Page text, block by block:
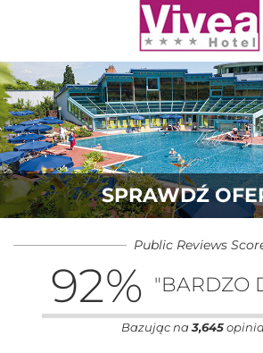
SPRAWDŹ
Public Reviews
92% "BARDZO
Bazując na 3,645